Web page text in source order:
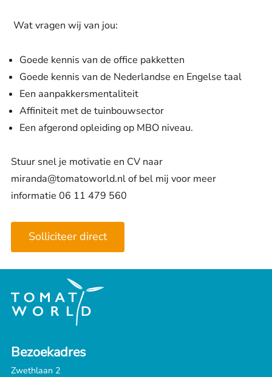
Wat vragen wij van jou:
Goede kennis van de office pakketten
Goede kennis van de Nederlandse en Engelse taal
Een aanpakkersmentaliteit
Affiniteit met de tuinbouwsector
Een afgerond opleiding op MBO niveau.
Stuur snel je motivatie en CV naar
miranda@tomatoworld.nl of bel mij voor meer
informatie 06 11 479 560
Solliciteer direct
Bezoekadres
Zwethlaan 2